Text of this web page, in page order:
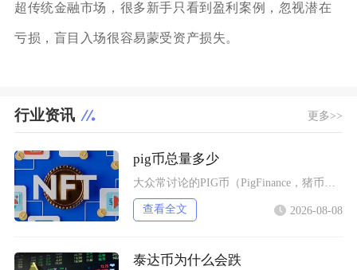
超传统金融市场，很多新手只看到盈利案例，忽视潜在
亏损，盲目入场很容易蒙受资产损失。
行业资讯 更多>>
pig币总量多少
查看全文 2026-08-08
泰达币为什么会跌